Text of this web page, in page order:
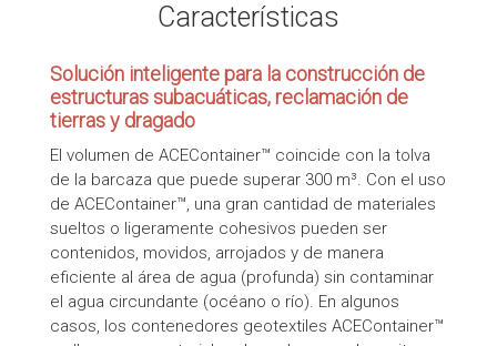
Características
Solución inteligente para la construcción de
estructuras subacuáticas, reclamación de
tierras y dragado
El volumen de ACEContainer™ coincide con la tolva
de la barcaza que puede superar 300 m³. Con el uso
de ACEContainer™, una gran cantidad de materiales
sueltos o ligeramente cohesivos pueden ser
contenidos, movidos, arrojados y de manera
eficiente al área de agua (profunda) sin contaminar
el agua circundante (océano o río). En algunos
casos, los contenedores geotextiles ACEContainer™